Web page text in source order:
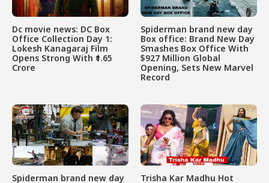
Dc movie news: DC Box
Office Collection Day 1:
Lokesh Kanagaraj Film
Opens Strong With ₹1.65
Crore
Spiderman brand new day
Box office: Brand New Day
Smashes Box Office With
$927 Million Global
Opening, Sets New Marvel
Record
Spiderman brand new day
Trisha Kar Madhu Hot